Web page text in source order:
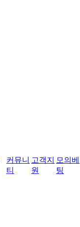
커뮤니
티
고객지
원
모의베
팅